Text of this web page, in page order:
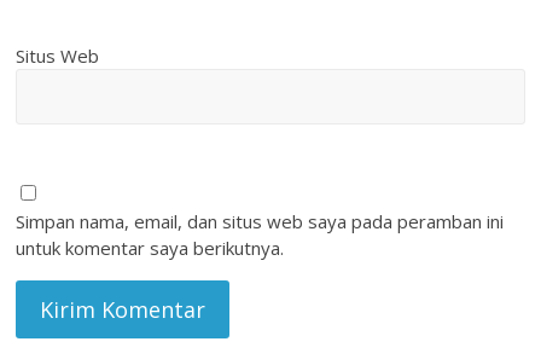
Situs Web
Simpan nama, email, dan situs web saya pada peramban ini
untuk komentar saya berikutnya.